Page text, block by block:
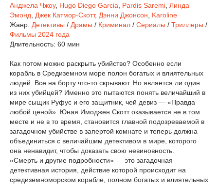
Анджела Чжоу, Hugo Diego Garcia Pardis Saremi Линда
Эмонд
Джек Катмор-Скотт, Дэнни Джонсон
Karoline
Жанр: Детективы / Драмы / Криминал / Сериалы / Триллеры /
Фильмы 2024 года
Длительность: 60 мин
Как потом можно раскрыть убийство? Особенно если
корабль в Средиземном море полон богатых и влиятельных
людей. Все на борту что-то скрывают. Но является ли один
из них убийцей? Именно это пытаются понять величайший в
мире сыщик Руфус и его защитник, чей девиз — «Правда
любой ценой». Юная Имоджен Скотт оказывается не в том
месте и не в то время, становится главной подозреваемой в
загадочном убийстве в запертой комнате и теперь должна
объединиться с величайшим детективом в мире, которого
она ненавидит, чтобы доказать свою невиновность.
«Смерть и другие подробности» — это загадочная
детективная история, действие которой происходит на
средиземноморском корабле, полном богатых и влиятельных